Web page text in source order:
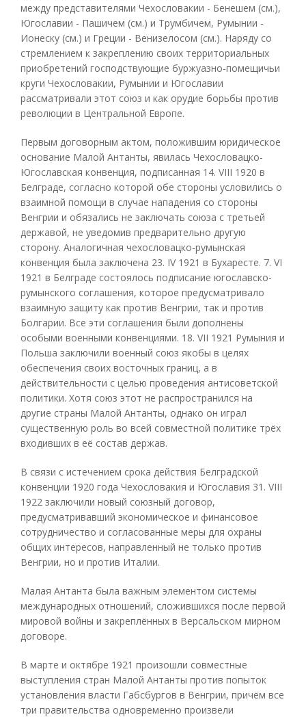
между представителями Чехословакии - Бенешем (см.),
Югославии - Пашичем (см.) и Трумбичем, Румынии -
Ионеску (см.) и Греции - Венизелосом (см.). Наряду со
стремлением к закреплению своих территориальных
приобретений господствующие буржуазно-помещичьи
круги Чехословакии, Румынии и Югославии
рассматривали этот союз и как орудие борьбы против
революции в Центральной Европе.
Первым договорным актом, положившим юридическое
основание Малой Антанты, явилась Чехословацко-
Югославская конвенция, подписанная 14. VIII 1920 в
Белграде, согласно которой обе стороны условились о
взаимной помощи в случае нападения со стороны
Венгрии и обязались не заключать союза с третьей
державой, не уведомив предварительно другую
сторону. Аналогичная чехословацко-румынская
конвенция была заключена 23. IV 1921 в Бухаресте. 7. VI
1921 в Белграде состоялось подписание югославско-
румынского соглашения, которое предусматривало
взаимную защиту как против Венгрии, так и против
Болгарии. Все эти соглашения были дополнены
особыми военными конвенциями. 18. VII 1921 Румыния и
Польша заключили военный союз якобы в целях
обеспечения своих восточных границ, а в
действительности с целью проведения антисоветской
политики. Хотя союз этот не распространился на
другие страны Малой Антанты, однако он играл
существенную роль во всей совместной политике трёх
входивших в её состав держав.
В связи с истечением срока действия Белградской
конвенции 1920 года Чехословакия и Югославия 31. VIII
1922 заключили новый союзный договор,
предусматривавший экономическое и финансовое
сотрудничество и согласованные меры для охраны
общих интересов, направленный не только против
Венгрии, но и против Италии.
Малая Антанта была важным элементом системы
международных отношений, сложившихся после первой
мировой войны и закреплённых в Версальском мирном
договоре.
В марте и октябре 1921 произошли совместные
выступления стран Малой Антанты против попыток
установления власти Габсбургов в Венгрии, причём все
три правительства одновременно произвели